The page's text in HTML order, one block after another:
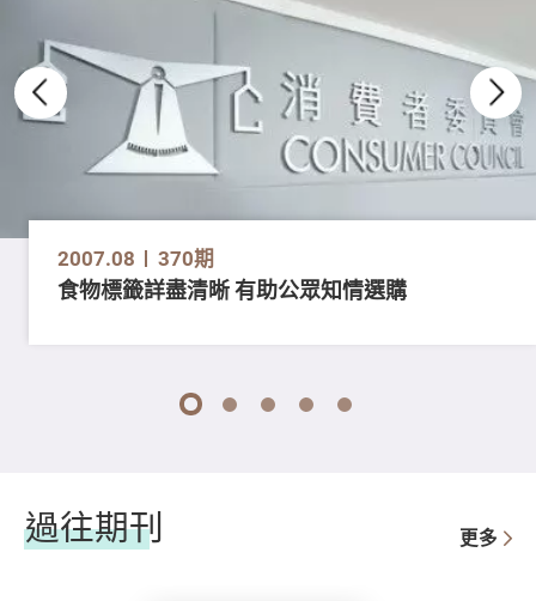
2007.08 370期
食物標籤詳盡清晰 有助公眾知情選購
1 2 3 4 5
過往期刊 更多